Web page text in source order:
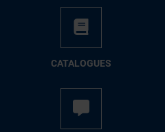
CATALOGUES